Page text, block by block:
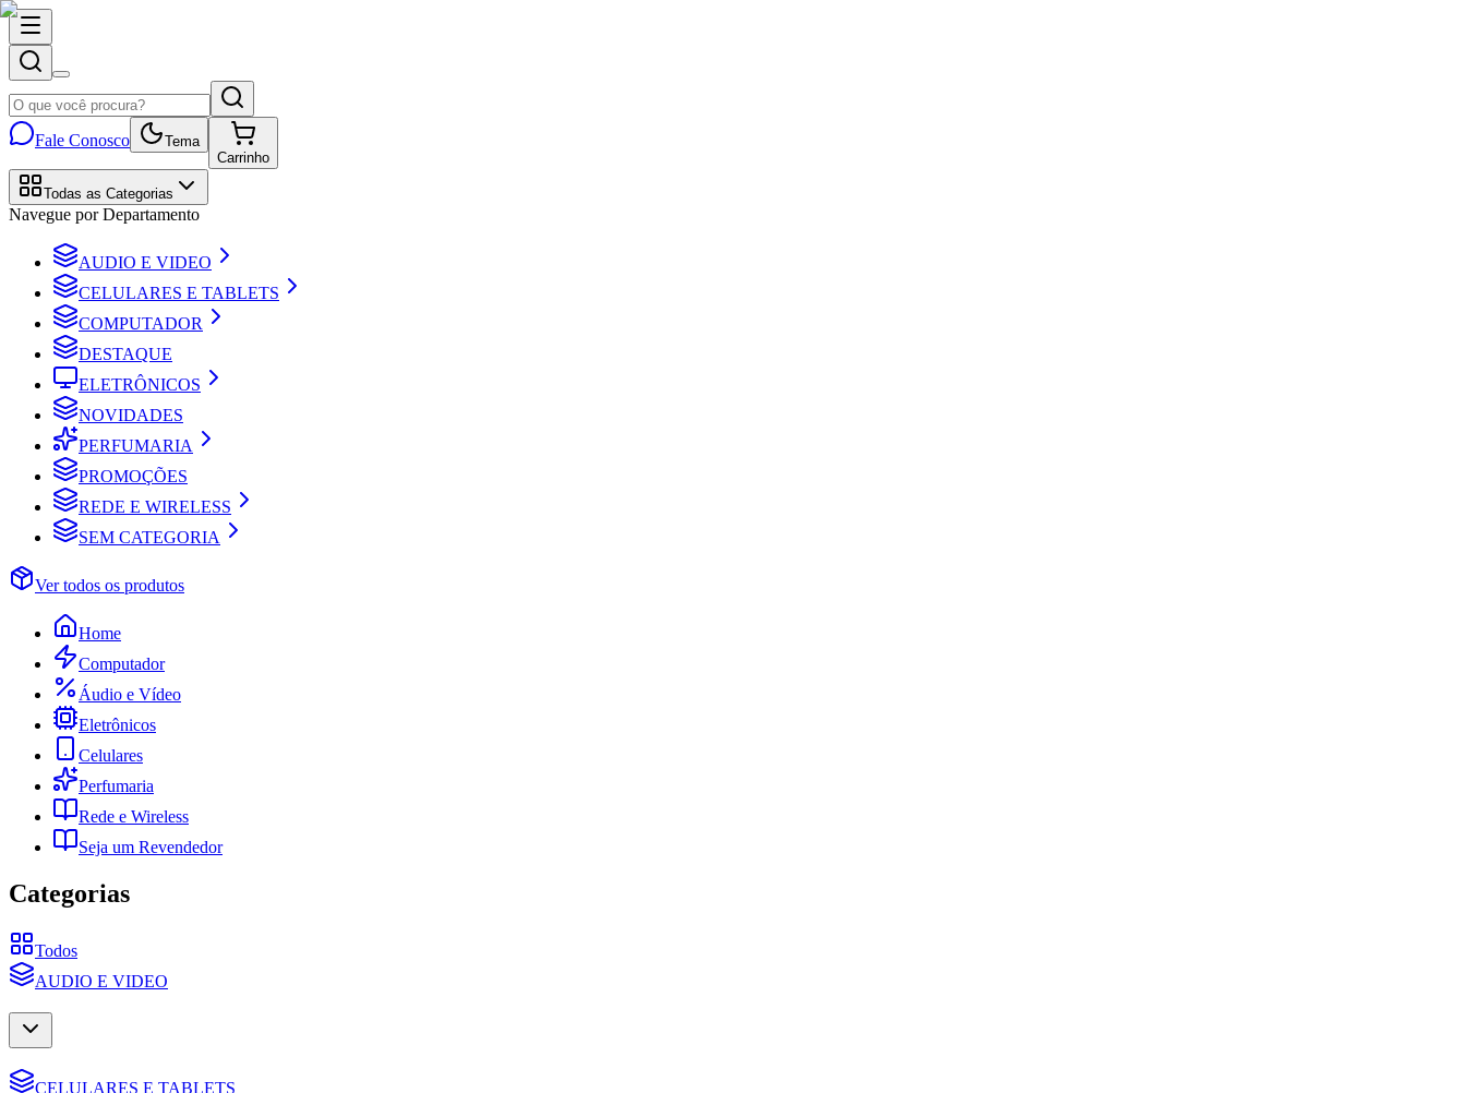
Fale Conosco
Tema
Carrinho
Todas as Categorias
Navegue por Departamento
AUDIO E VIDEO
CELULARES E TABLETS
COMPUTADOR
DESTAQUE
ELETRÔNICOS
NOVIDADES
PERFUMARIA
PROMOÇÕES
REDE E WIRELESS
SEM CATEGORIA
Ver todos os produtos
Home
Computador
Áudio e Vídeo
Eletrônicos
Celulares
Perfumaria
Rede e Wireless
Seja um Revendedor
Categorias
Todos
AUDIO E VIDEO
CELULARES E TABLETS